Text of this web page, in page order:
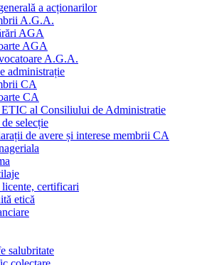
a acționarilor
A.G.A.
AGA
AGA
A.G.A.
administrație
CA
CA
al Consiliului de Administratie
selecție
de avere și interese membrii CA
certificari
etică
salubritate